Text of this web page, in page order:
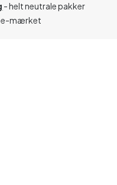
- helt neutrale pakker
e-mærket